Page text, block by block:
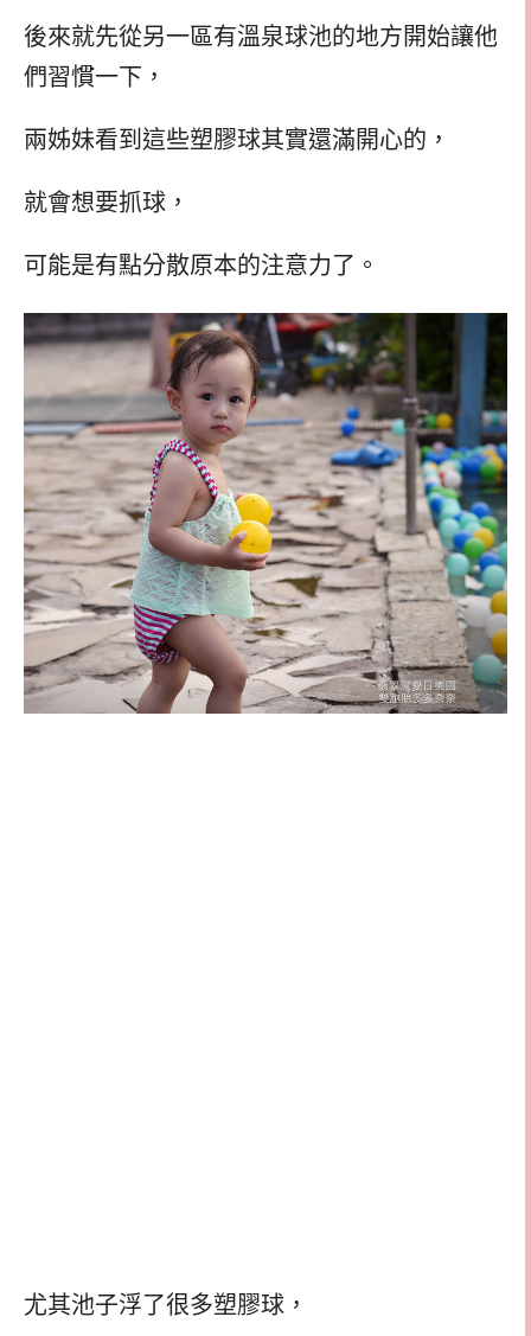
後來就先從另一區有溫泉球池的地方開始讓他
們習慣一下，
兩姊妹看到這些塑膠球其實還滿開心的，
就會想要抓球，
可能是有點分散原本的注意力了。
尤其池子浮了很多塑膠球，